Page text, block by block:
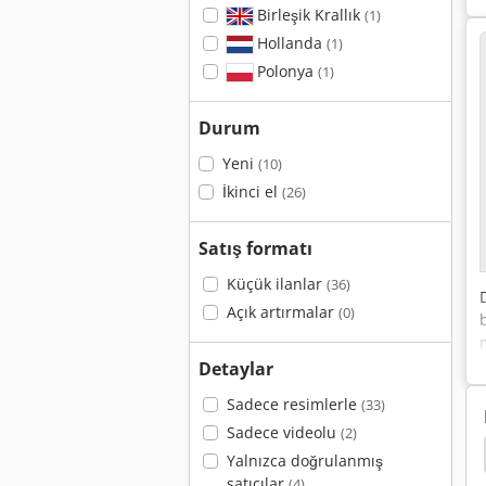
Birleşik Krallık (1)
Hollanda (1)
Polonya (1)
Durum
Yeni (10)
İkinci el (26)
Satış formatı
Küçük ilanlar (36)
Açık artırmalar (0)
Detaylar
Sadece resimlerle (33)
Sadece videolu (2)
Yalnızca doğrulanmış
Neuson 2001 Neuson 1903